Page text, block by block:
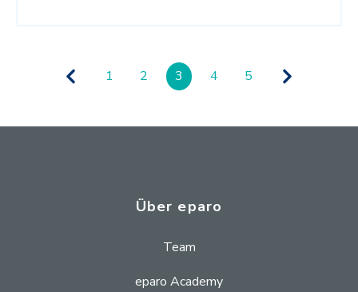
1 2 3 4 5
Über eparo
Team
eparo Academy